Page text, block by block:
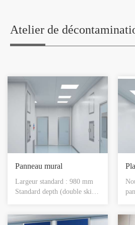
les vibrations assurent un
espace de travail confortable
et silencieux.
Atelier de
Panneau mural
Largeur standard : 980 mm
Standard depth (double skin)
Available in customised sizes